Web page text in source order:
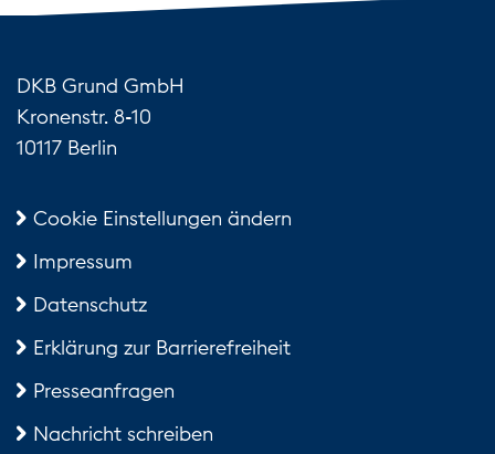
DKB Grund GmbH
Kronenstr. 8-10
10117 Berlin
Cookie Einstellungen ändern
Impressum
Datenschutz
Erklärung zur Barrierefreiheit
Presseanfragen
Nachricht schreiben